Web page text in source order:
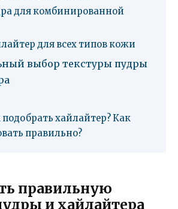
для комбинированной
для всех типов кожи
выбор текстуры пудры
подобрать хайлайтер? Как
правильно?
правильную
и хайлайтера